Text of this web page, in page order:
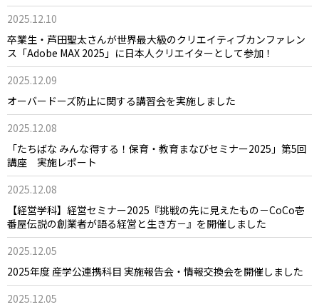
2025.12.10
卒業生・芦田聖太さんが世界最大級のクリエイティブカンファレン
ス「Adobe MAX 2025」に日本人クリエイターとして参加！
2025.12.09
オーバードーズ防止に関する講習会を実施しました
2025.12.08
「たちばな みんな得する！保育・教育まなびセミナー2025」第5回
講座 実施レポート
2025.12.08
【経営学科】経営セミナー2025『挑戦の先に見えたもの－CoCo壱
番屋伝説の創業者が語る経営と生き方－』を開催しました
2025.12.05
2025年度 産学公連携科目 実施報告会・情報交換会を開催しました
2025.12.05